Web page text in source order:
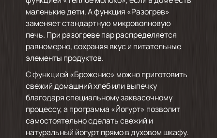
маленькие дети. А функция «Разогрев»
заменяет стандартную микроволновую
печь. При разогреве пар распределяется
равномерно, сохраняя вкус и питательные
элементы продуктов.
С функцией «Брожение» можно приготовить
свежий домашний хлеб или выпечку
благодаря специальному заквасочному
процессу, а программа «Йогурт» позволит
самостоятельно сделать свежий и
натуральный йогурт прямо в духовом шкафу.